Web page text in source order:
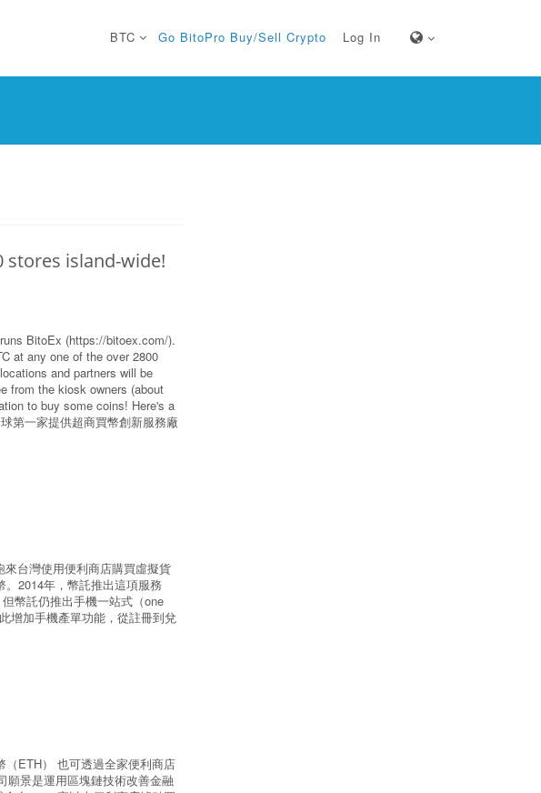
BTC Go BitoPro Buy/Sell Crypto Log In
stores island-wide!
BitoEx (https://bitoex.com/).
at any one of the over 2800
and partners will be
from the kiosk owners (about
to buy some coins! Here's a
第一家提供超商買幣創新服務廠
台灣使用便利商店購買虛擬貨
2014年，幣託推出這項服務
幣託仍推出手機一站式（one
增加手機產單功能，從註冊到兌
（ETH） 也可透過全家便利商店
願景是運用區塊鏈技術改善金融